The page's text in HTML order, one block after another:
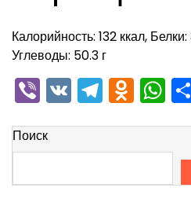
Калорийность: 132 ккал,
Углеводы: 50.3 г
Viber
VK
Поиск